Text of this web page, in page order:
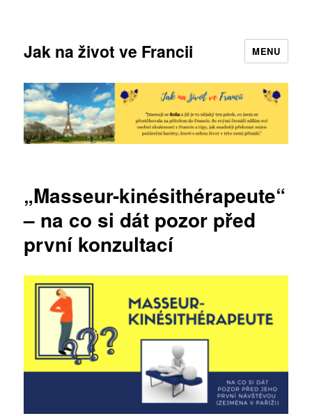
Jak na život ve Francii MENU
„Masseur-kinésithérapeute“
– na co si dát pozor před
první konzultací